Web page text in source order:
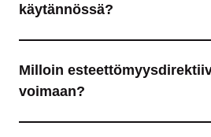
käytännössä?
Milloin
voimaan?